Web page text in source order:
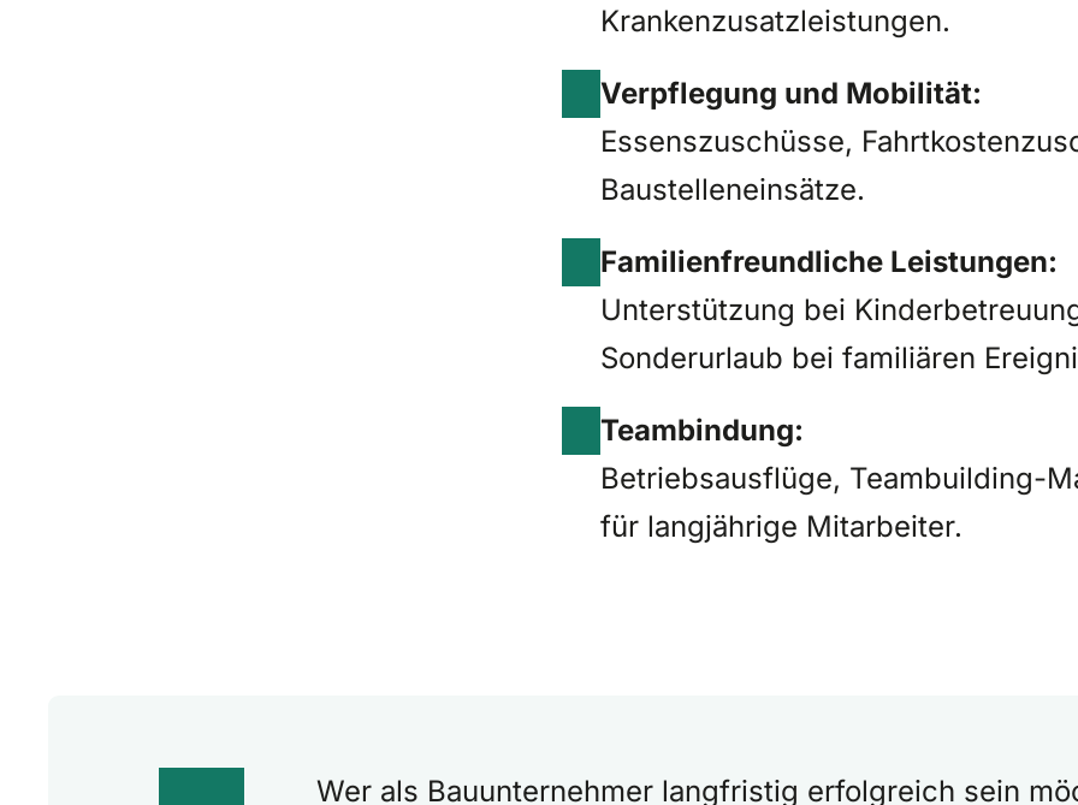
Krankenzusatzleistungen.
Verpflegung und Mobilität:
Essenszuschüsse,
Baustelleneinsätze.
Familienfreundliche Leistungen:
Unterstützung bei
Sonderurlaub bei familiären
Teambindung:
Betriebsausflüge, Teambuilding-
für langjährige Mitarbeiter.
Wer als Bauunternehmer langfristig erfolgreich sein